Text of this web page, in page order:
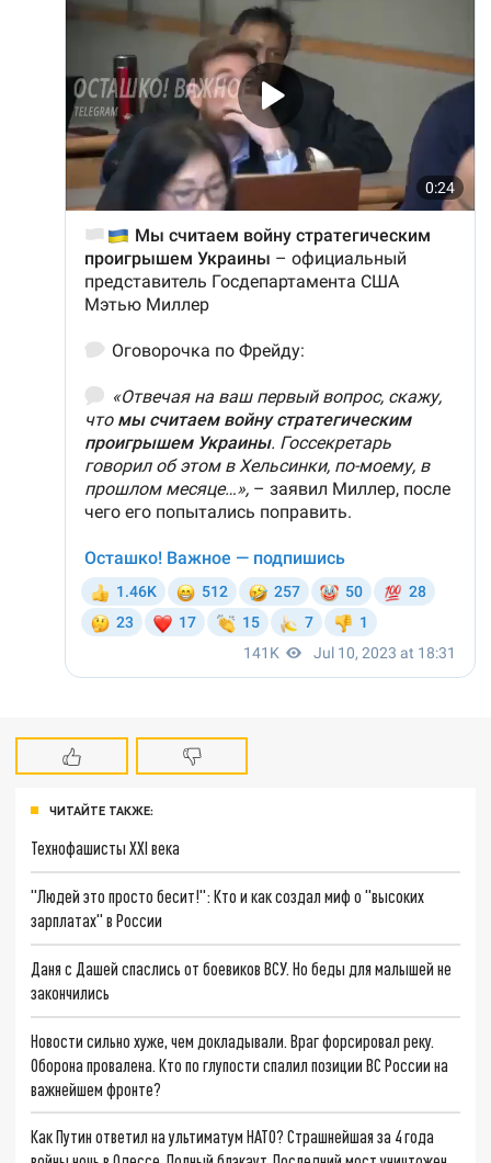
ЧИТАЙТЕ ТАКЖЕ:
Технофашисты XXI века
"Людей это просто бесит!": Кто и как создал миф о "высоких
зарплатах" в России
Даня с Дашей спаслись от боевиков ВСУ. Но беды для малышей не
закончились
Новости сильно хуже, чем докладывали. Враг форсировал реку.
Оборона провалена. Кто по глупости спалил позиции ВС России на
важнейшем фронте?
Как Путин ответил на ультиматум НАТО? Страшнейшая за 4 года